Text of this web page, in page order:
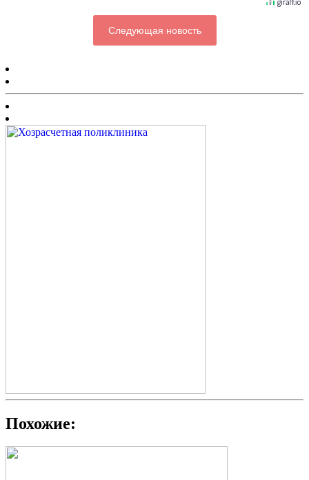
Следующая новость
Похожие: